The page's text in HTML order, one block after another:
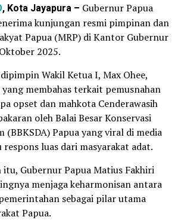
, Kota Jayapura – Gubernur Papua
kunjungan resmi pimpinan dan
Papua (MRP) di Kantor Gubernur
2025.
Wakil Ketua I, Max Ohee,
membahas terkait pemusnahan
opset dan mahkota Cenderawasih
oleh Balai Besar Konservasi
(BBKSDA) Papua yang viral di media
respons luas dari masyarakat adat.
Gubernur Papua Matius Fakhiri
menjaga keharmonisan antara
sebagai pilar utama
Papua.